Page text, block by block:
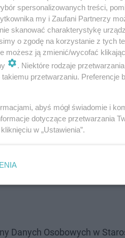
gang
Danych Osobowych w
spersonalizowanych treści,
my i Zaufani Partnerzy
skanować charakterystykę
o zgodę na korzystanie z tych
możesz ją zmienić/wycofać
. Niektóre rodzaje
przetwarzaniu. Preferencje
abyś mógł świadomie i
dotyczące przetwarzania
w „Ustawienia”.